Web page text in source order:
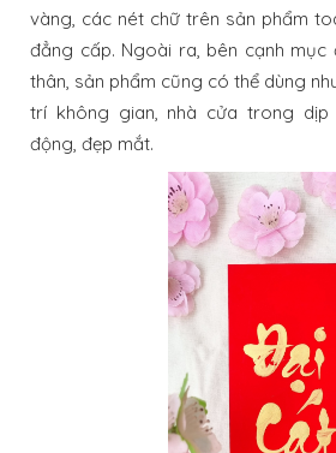
vàng, các nét chữ trên sản phẩm
đẳng cấp. Ngoài ra, bên cạnh
thân, sản phẩm cũng có thể dùng
trí không gian, nhà cửa trong dịp
động, đẹp mắt.